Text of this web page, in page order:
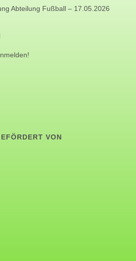
Abteilung Fußball – 17.05.2026
VON